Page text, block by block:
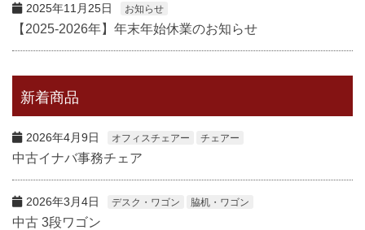
2025年11月25日 お知らせ
【2025-2026年】年末年始休業のお知らせ
新着商品
2026年4月9日 オフィスチェアー チェアー
中古イナバ事務チェア
2026年3月4日 デスク・ワゴン 脇机・ワゴン
中古 3段ワゴン